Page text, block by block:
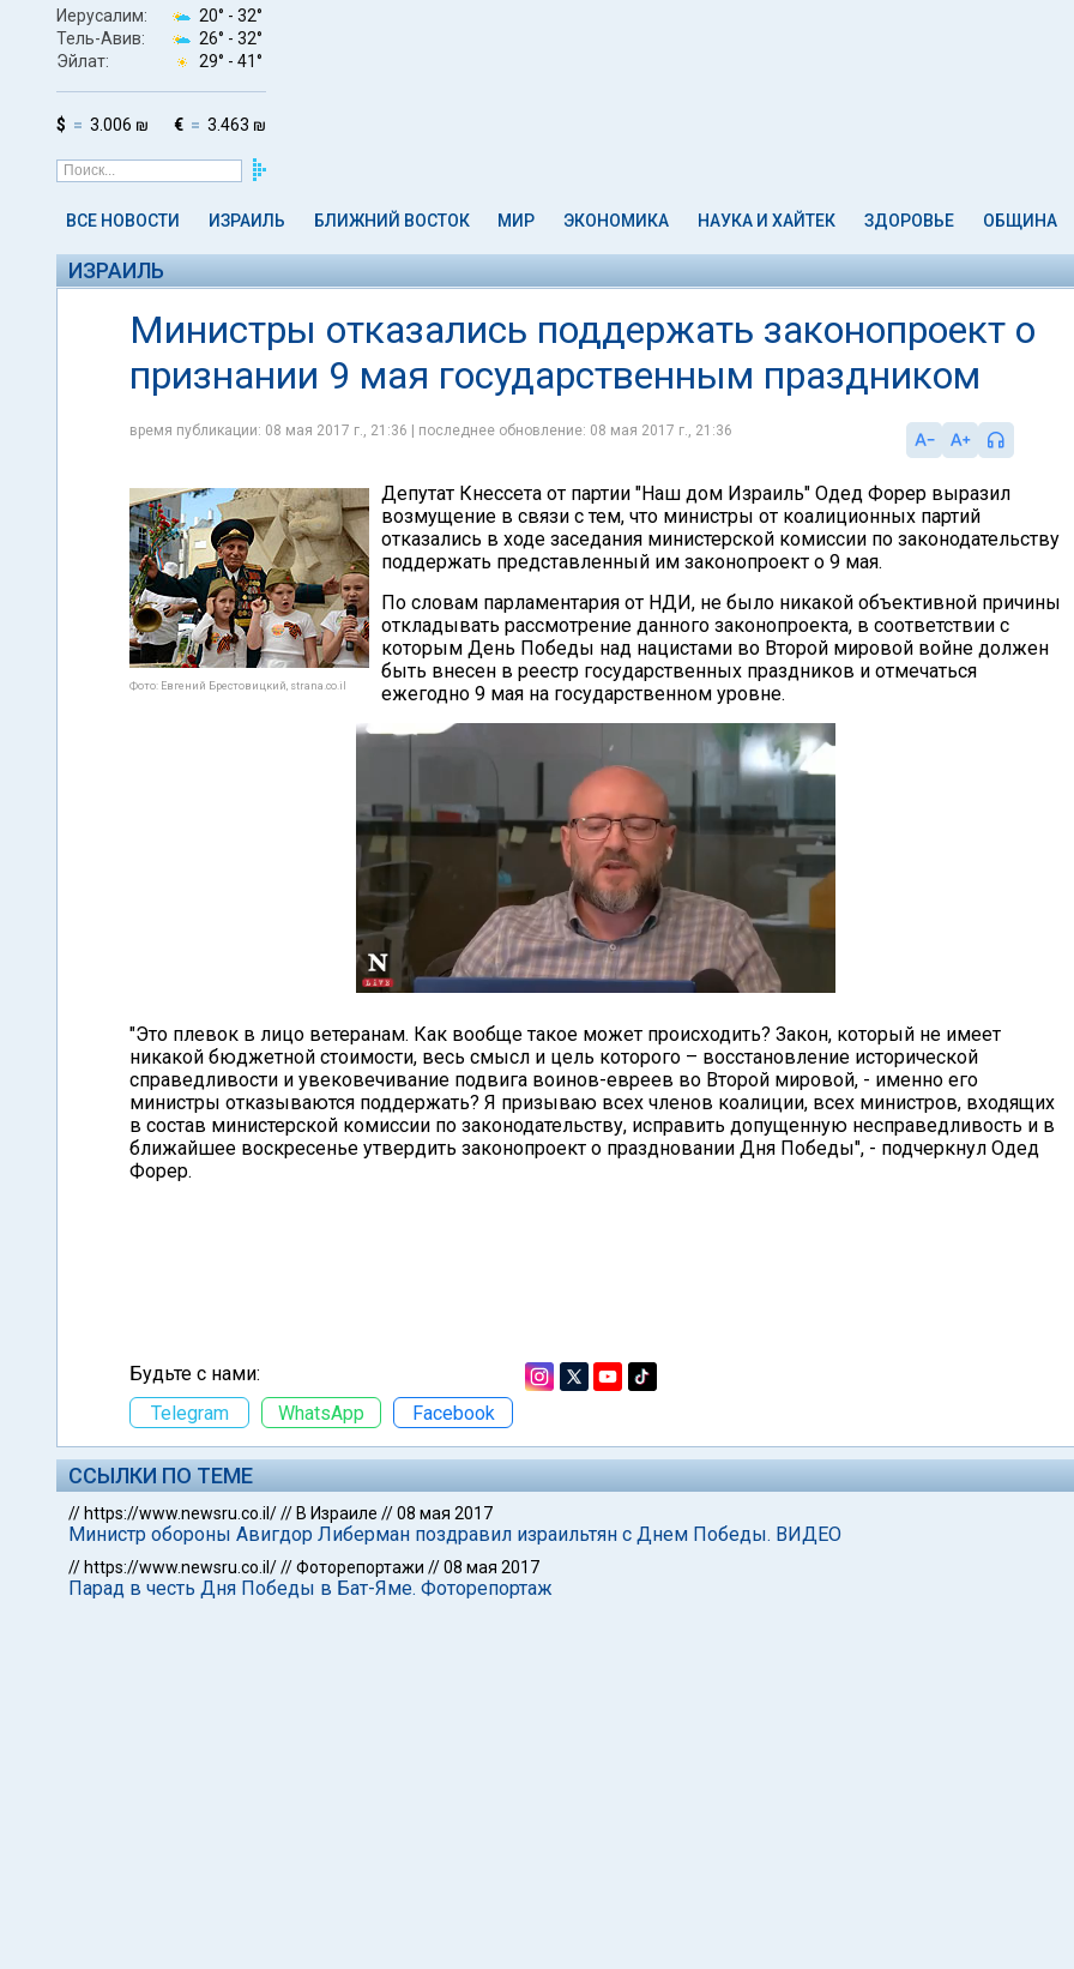
Иерусалим: 20° - 32°
Тель-Авив:
26° - 32°
Эйлат:
29° - 41°
$ 3.006 ₪ € 3.463 ₪
ВСЕ НОВОСТИ ИЗРАИЛЬ БЛИЖНИЙ ВОСТОК МИР ЭКОНОМИКА НАУКА И ХАЙТЕК ЗДОРОВЬЕ ОБЩИНА
ИЗРАИЛЬ
Министры отказались поддержать законопроект о
признании 9 мая государственным праздником
время публикации: 08 мая 2017 г., 21:36 | последнее обновление: 08 мая 2017 г., 21:36
Фото: Евгений Брестовицкий, strana.co.il
Депутат Кнессета от партии "Наш дом Израиль" Одед Форер выразил
возмущение в связи с тем, что министры от коалиционных партий
отказались в ходе заседания министерской комиссии по законодательству
поддержать представленный им законопроект о 9 мая.
По словам парламентария от НДИ, не было никакой объективной причины
откладывать рассмотрение данного законопроекта, в соответствии с
которым День Победы над нацистами во Второй мировой войне должен
быть внесен в реестр государственных праздников и отмечаться
ежегодно 9 мая на государственном уровне.
"Это плевок в лицо ветеранам. Как вообще такое может происходить? Закон, который не имеет
никакой бюджетной стоимости, весь смысл и цель которого – восстановление исторической
справедливости и увековечивание подвига воинов-евреев во Второй мировой, - именно его
министры отказываются поддержать? Я призываю всех членов коалиции, всех министров, входящих
в состав министерской комиссии по законодательству, исправить допущенную несправедливость и в
ближайшее воскресенье утвердить законопроект о праздновании Дня Победы", - подчеркнул Одед
Форер.
Будьте с нами:
Telegram
WhatsApp Facebook
ССЫЛКИ ПО ТЕМЕ
// https://www.newsru.co.il/// В Израиле //08 мая 2017
Министр обороны Авигдор Либерман поздравил израильтян с Днем Победы. ВИДЕО
// https://www.newsru.co.il///Фоторепортажи //08 мая 2017
Парад в честь Дня Победы в Бат-Яме. Фоторепортаж